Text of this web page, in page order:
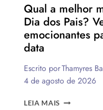
Qual a melhor
Dia dos Pais?
emocionantes
data
Escrito porThamyres
4 de agosto de 2026
LEIA MAIS QUAL